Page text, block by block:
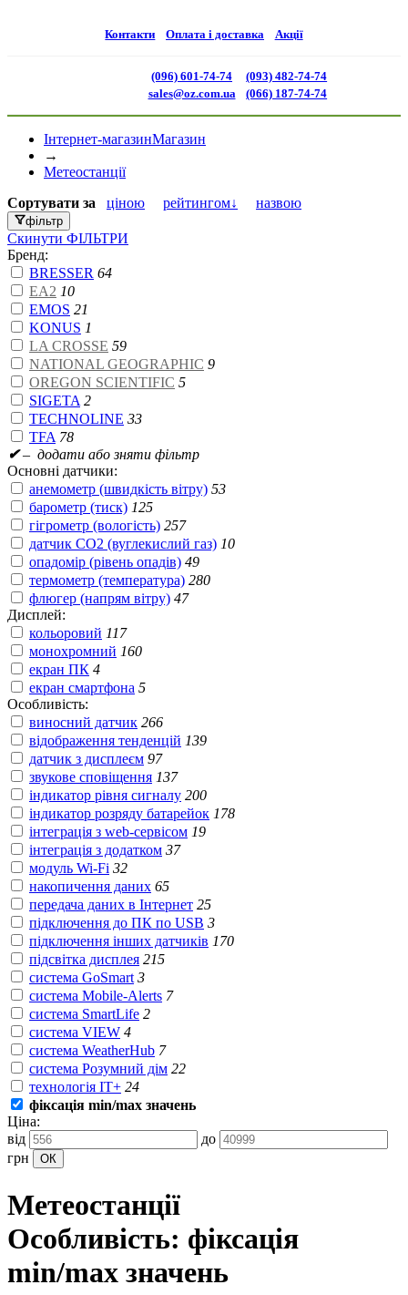
Контакти Оплата і доставка Акції
(096) 601-74-74
sales@oz.com.ua
(093) 482-74-74
(066) 187-74-74
Інтернет-магазинМагазин
→
Метеостанції
Сортувати за ціною рейтингом↓ назвою
фільтр
Скинути ФІЛЬТРИ
Бренд:
BRESSER 64
EA2 10
EMOS 21
KONUS 1
LA CROSSE 59
NATIONAL GEOGRAPHIC 9
OREGON SCIENTIFIC 5
SIGETA 2
TECHNOLINE 33
TFA 78
✔– додати або зняти фільтр
Основні датчики:
анемометр (швидкість вітру) 53
барометр (тиск) 125
гігрометр (вологість) 257
датчик СО2 (вуглекислий газ) 10
опадомір (рівень опадів) 49
термометр (температура) 280
флюгер (напрям вітру) 47
Дисплей:
кольоровий 117
монохромний 160
екран ПК 4
екран смартфона 5
Особливість:
виносний датчик 266
відображення тенденцій 139
датчик з дисплеєм 97
звукове сповіщення 137
індикатор рівня сигналу 200
індикатор розряду батарейок 178
інтеграція з web-сервісом 19
інтеграція з додатком 37
модуль Wi-Fi 32
накопичення даних 65
передача даних в Інтернет 25
підключення до ПК по USB 3
підключення інших датчиків 170
підсвітка дисплея 215
система GoSmart 3
система Mobile-Alerts 7
система SmartLife 2
система VIEW 4
система WeatherHub 7
система Розумний дім 22
технологія IT+ 24
фіксація min/max значень
Ціна:
від
до
грн
Метеостанції
Особливість: фіксація
min/max значень